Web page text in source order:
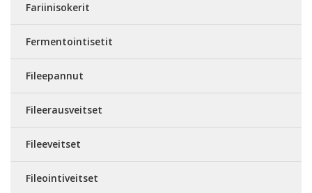
Fariinisokerit
Fermentointisetit
Fileepannut
Fileerausveitset
Fileeveitset
Fileointiveitset